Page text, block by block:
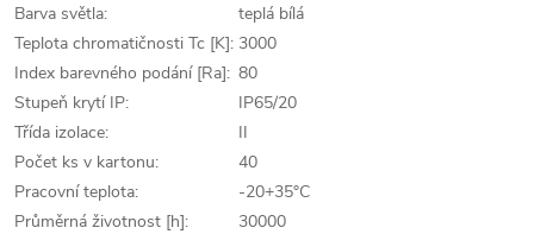
Barva světla:
teplá bílá
Teplota chromatičnosti Tc [K]: 3000
Index barevného podání [Ra]: 80
Stupeň krytí IP:
IP65/20
Třída izolace:
II
Počet ks v kartonu:
40
Pracovní teplota:
-20+35°C
Průměrná životnost [h]:
30000